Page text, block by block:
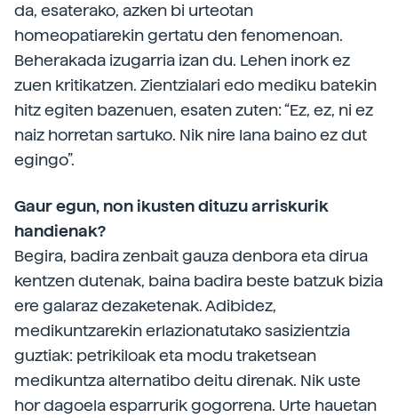
da, esaterako, azken bi urteotan
homeopatiarekin gertatu den fenomenoan.
Beherakada izugarria izan du. Lehen inork ez
zuen kritikatzen. Zientzialari edo mediku batekin
hitz egiten bazenuen, esaten zuten: “Ez, ez, ni ez
naiz horretan sartuko. Nik nire lana baino ez dut
egingo”.
Gaur egun, non ikusten dituzu arriskurik
handienak?
Begira, badira zenbait gauza denbora eta dirua
kentzen dutenak, baina badira beste batzuk bizia
ere galaraz dezaketenak. Adibidez,
medikuntzarekin erlazionatutako sasizientzia
guztiak: petrikiloak eta modu traketsean
medikuntza alternatibo deitu direnak. Nik uste
hor dagoela esparrurik gogorrena. Urte hauetan